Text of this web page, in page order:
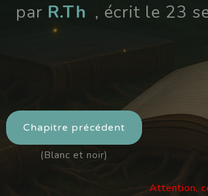
par R.Th , écrit le 23
Chapitre précédent
(Blanc et noir)
Attention,